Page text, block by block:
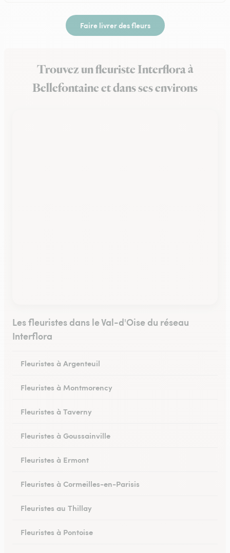
Faire livrer des fleurs
Trouvez un fleuriste Interflora à
Bellefontaine et dans ses environs
Les fleuristes dans le Val-d'Oise du réseau
Interflora
Fleuristes à Argenteuil
Fleuristes à Montmorency
Fleuristes à Taverny
Fleuristes à Goussainville
Fleuristes à Ermont
Fleuristes à Cormeilles-en-Parisis
Fleuristes au Thillay
Fleuristes à Pontoise